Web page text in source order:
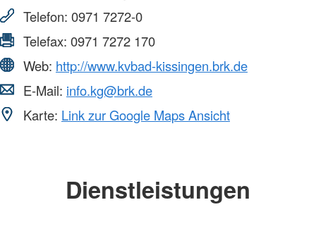
Telefon: 0971 7272-0
Telefax: 0971 7272 170
Web: http://www.kvbad-kissingen.brk.de
E-Mail: info.kg@brk.de
Karte: Link zur Google Maps Ansicht
Dienstleistungen